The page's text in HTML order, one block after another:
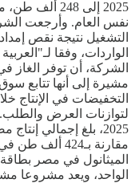
نفس العام. وأرجعت
التشغيل نتيجة نقص
الشركة، أن توفر الغاز
مشيرة إلى أنها تتابع
التخفيضات في الإنتاج
لتوازنات العرض
الواحد، ويعد مشروعا